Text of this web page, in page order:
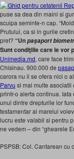
puse sa dea din maini si
scuipa seminte-n cap.
Prutului, ca si in gurile
pret? “Unpaşaport
Sunt condiţiile care le vor
Unimedia.md, care face
Chisinau. 900.000 de
carora nu li se ofera nici o
Parvu si mai multe
printr-o alerta continua. Iata
unul dintre drepturile lor
testamentar al marelui
lucru este valabil si pentru
ne vedem – din “ghearele
PSPSB: Col. Cantarean cu